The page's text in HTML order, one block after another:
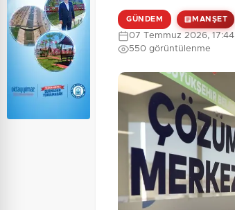
GÜNDEM MANŞET
07 Temmuz 2026, 17:44
550 görüntülenme